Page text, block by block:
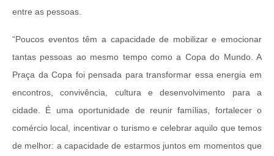
entre as pessoas.
“Poucos eventos têm a capacidade de mobilizar e emocionar
tantas pessoas ao mesmo tempo como a Copa do Mundo. A
Praça da Copa foi pensada para transformar essa energia em
encontros, convivência, cultura e desenvolvimento para a
cidade. É uma oportunidade de reunir famílias, fortalecer o
comércio local, incentivar o turismo e celebrar aquilo que temos
de melhor: a capacidade de estarmos juntos em momentos que